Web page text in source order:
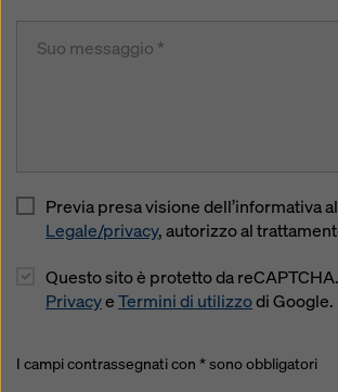
Previa presa visione dell’informativa
Legale/privacy, autorizzo al
Questo sito è protetto da
PrivacyeTermini di utilizzodi Google.
I campi contrassegnati con * sono obbligatori